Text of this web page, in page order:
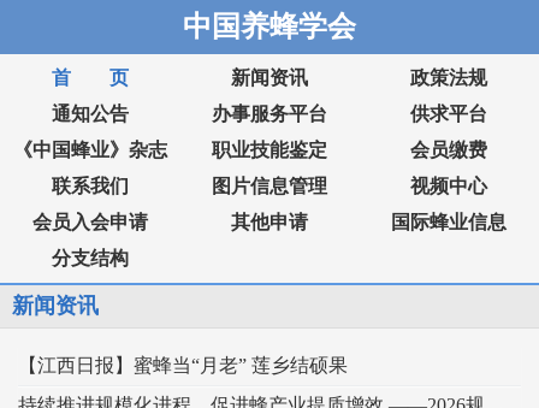
中国养蜂学会
首 页 新闻资讯
政策法规
通知公告
办事服务平台
供求平台
《中国蜂业》杂志
职业技能鉴定
会员缴费
联系我们
图片信息管理
视频中心
会员入会申请
其他申请
国际蜂业信息
分支结构
新闻资讯
【江西日报】蜜蜂当“月老” 莲乡结硕果